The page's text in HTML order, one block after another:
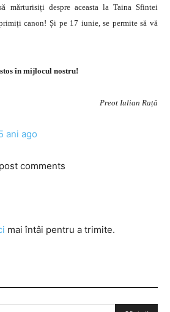
mărturisiți despre aceasta la Taina Sfintei
canon! Și pe 17 iunie, se permite să vă
în mijlocul nostru!
Preot Iulian Rață
ani ago
comments
mai întâi pentru a trimite.